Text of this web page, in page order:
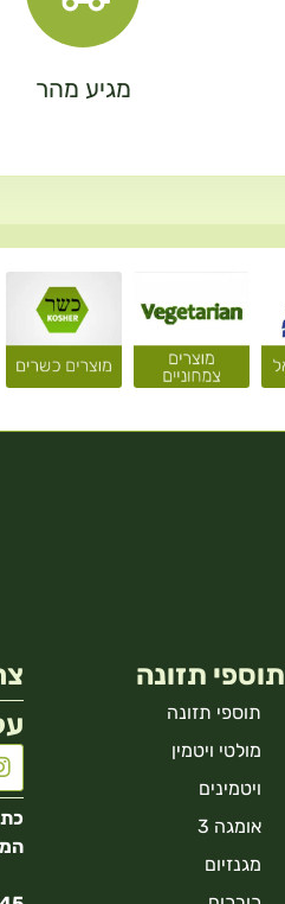
מגיע מהר
תוספי תזונה
תוספי תזונה
מולטי ויטמין
ויטמינים
אומגה 3
מגנזיום